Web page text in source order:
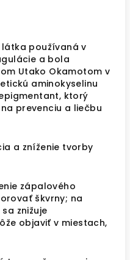
látka používaná v
a bola
Utako Okamotom v
aminokyselinu
ktorý
prevenciu a liečbu
a zníženie tvorby
zápalového
škvrny; na
znižuje
objaviť v miestach,